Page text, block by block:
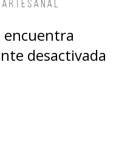
encuentra
desactivada